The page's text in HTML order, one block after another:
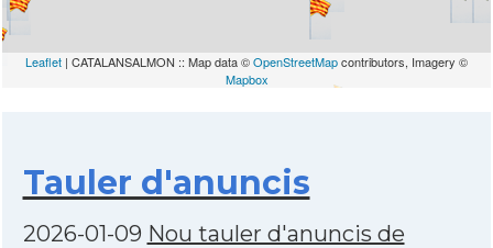
Leaflet | CATALANSALMON :: Map data ©OpenStreetMapcontributors, Imagery ©
Mapbox
Tauler d'anuncis
2026-01-09 Nou tauler d'anuncis de